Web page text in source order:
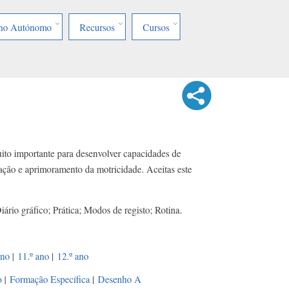
Autónomo Recursos Cursos
importante para desenvolver capacidades de
e aprimoramento da motricidade. Aceitas este
gráfico; Prática; Modos de registo; Rotina.
| 11.º ano | 12.º ano
| Formação Específica | Desenho A